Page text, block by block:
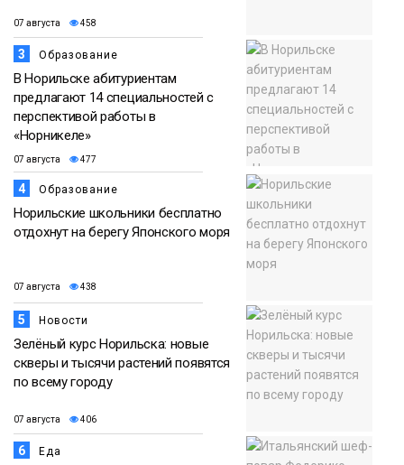
07 августа 458
3 Образование
В Норильске абитуриентам
предлагают 14 специальностей с
перспективой работы в
«Норникеле»
07 августа 477
4 Образование
Норильские школьники бесплатно
отдохнут на берегу Японского моря
07 августа 438
5 Новости
Зелёный курс Норильска: новые
скверы и тысячи растений появятся
по всему городу
07 августа 406
6 Еда